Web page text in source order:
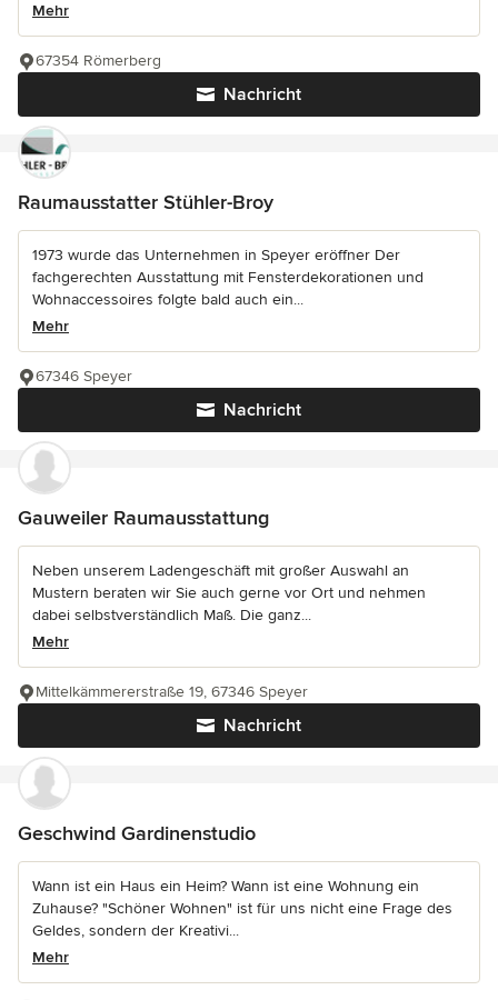
Mehr
Nachricht
67354 Römerberg
Raumausstatter Stühler-Broy
1973 wurde das Unternehmen in Speyer eröffner Der
fachgerechten Ausstattung mit Fensterdekorationen und
Wohnaccessoires folgte bald auch ein...
Mehr
Nachricht
67346 Speyer
Gauweiler Raumausstattung
Neben unserem Ladengeschäft mit großer Auswahl an
Mustern beraten wir Sie auch gerne vor Ort und nehmen
dabei selbstverständlich Maß. Die ganz...
Mehr
Nachricht
Mittelkämmererstraße 19, 67346 Speyer
Geschwind Gardinenstudio
Wann ist ein Haus ein Heim? Wann ist eine Wohnung ein
Zuhause? "Schöner Wohnen" ist für uns nicht eine Frage des
Geldes, sondern der Kreativi...
Mehr